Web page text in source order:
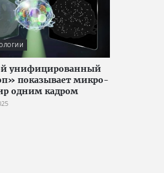
унифицированный
показывает микро-
одним кадром